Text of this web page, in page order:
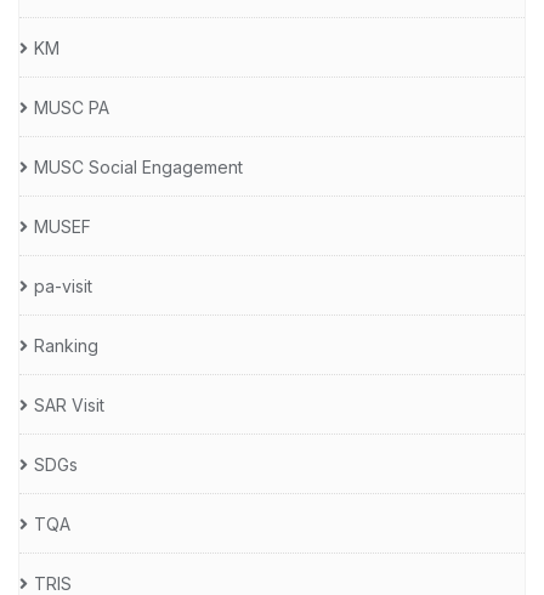
KM
MUSC PA
MUSC Social Engagement
MUSEF
pa-visit
Ranking
SAR Visit
SDGs
TQA
TRIS